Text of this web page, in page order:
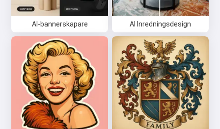
AI-bannerskapare AI Inredningsdesign